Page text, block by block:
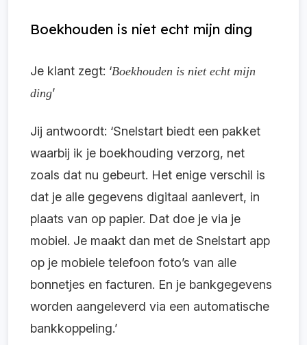
Boekhouden is niet echt mijn ding
Je klant zegt: ‘Boekhouden is niet echt mijn
ding’
Jij antwoordt: ‘Snelstart biedt een pakket
waarbij ik je boekhouding verzorg, net
zoals dat nu gebeurt. Het enige verschil is
dat je alle gegevens digitaal aanlevert, in
plaats van op papier. Dat doe je via je
mobiel. Je maakt dan met de Snelstart app
op je mobiele telefoon foto’s van alle
bonnetjes en facturen. En je bankgegevens
worden aangeleverd via een automatische
bankkoppeling.’